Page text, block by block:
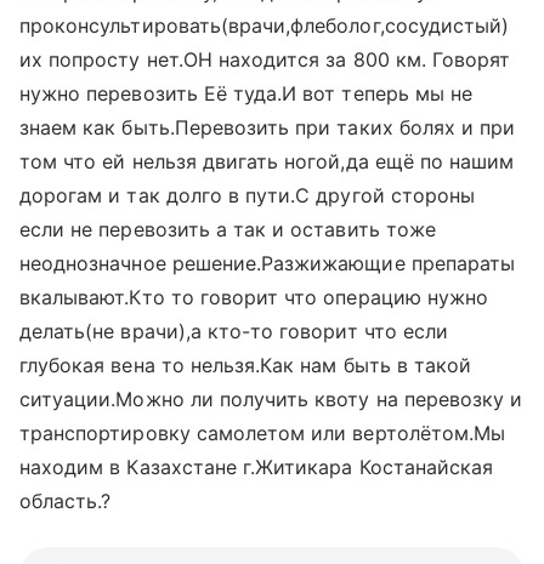
проконсультировать(врачи,флеболог,сосудистый)
их попросту нет.ОН находится за 800 км. Говорят
нужно перевозить Её туда.И вот теперь мы не
знаем как быть.Перевозить при таких болях и при
том что ей нельзя двигать ногой,да ещё по нашим
дорогам и так долго в пути.С другой стороны
если не перевозить а так и оставить тоже
неоднозначное решение.Разжижающие препараты
вкалывают.Кто то говорит что операцию нужно
делать(не врачи),а кто-то говорит что если
глубокая вена то нельзя.Как нам быть в такой
ситуации.Можно ли получить квоту на перевозку и
транспортировку самолетом или вертолётом.Мы
находим в Казахстане г.Житикара Костанайская
область.?